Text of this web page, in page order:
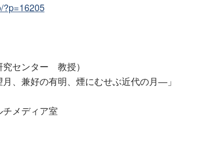
?p=16205
センター 教授）
兼好の有明、煙にむせぶ近代の月―」
メディア室